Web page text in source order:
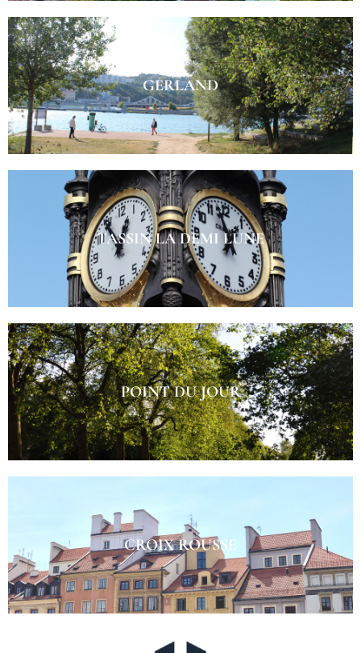
GERLAND
TASSIN LA DEMI LUNE​
POINT DU JOUR
CROIX ROUSSE